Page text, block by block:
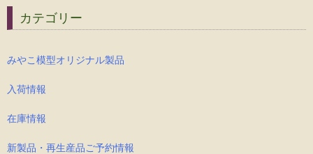
カテゴリー
みやこ模型オリジナル製品
入荷情報
在庫情報
新製品・再生産品ご予約情報